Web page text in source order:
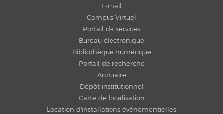
E-mail
Campus Virtuel
Portail de services
Bureau électronique
Bibliothèque numérique
Portail de recherche
Annuaire
Dépôt institutionnel
Carte de localisation
Location d'installations événementielles